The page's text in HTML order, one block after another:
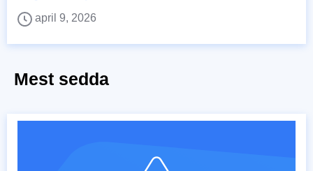
april 9, 2026
Mest sedda